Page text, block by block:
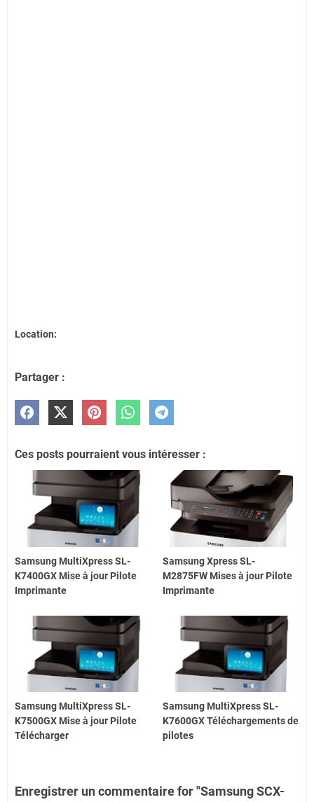
Location:
Partager :
Ces posts pourraient vous intéresser :
Samsung MultiXpress SL-
K7400GX Mise à jour Pilote
Imprimante
Samsung Xpress SL-
M2875FW Mises à jour Pilote
Imprimante
Samsung MultiXpress SL-
K7500GX Mise à jour Pilote
Télécharger
Samsung MultiXpress SL-
K7600GX Téléchargements de
pilotes
Enregistrer un commentaire for "Samsung SCX-